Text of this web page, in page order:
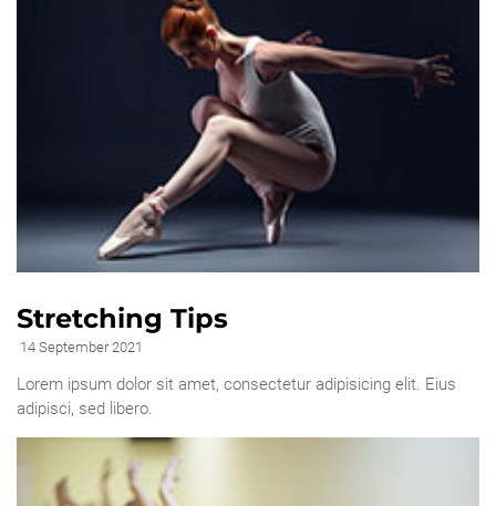
Stretching Tips
14 September 2021
Lorem ipsum dolor sit amet, consectetur adipisicing elit. Eius
adipisci, sed libero.